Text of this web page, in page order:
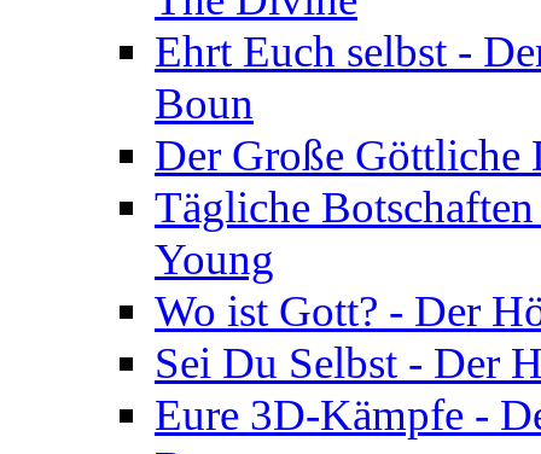
Ehrt Euch selbst -
Boun
Der Große
Tägliche
Young
Wo ist Gott? - Der
Sei Du Selbst - Der
Eure 3D-Kämpfe -